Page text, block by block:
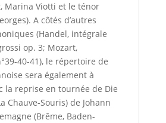
Marina Viotti et le ténor
A côtés d’autres
(Handel, intégrale
op. 3; Mozart,
40-41), le répertoire de
sera également à
la reprise en tournée de Die
Chauve-Souris) de Johann
(Brême, Baden-